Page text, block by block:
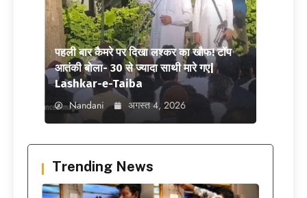
पहली बार कैमरे पर दिखा लश्कर का खौफ! टॉप
आतंकी बोला- 30 से ज्यादा साथी मारे गए|
Lashkar-e-Taiba
Nandani अगस्त 4, 2026
Trending News